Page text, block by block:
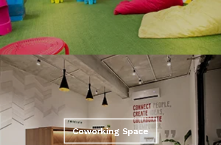
Coworking Space